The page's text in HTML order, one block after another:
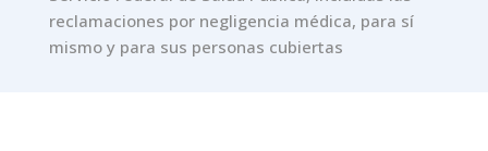
reclamaciones por negligencia médica, para sí
mismo y para sus personas cubiertas